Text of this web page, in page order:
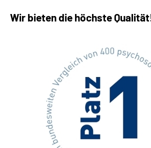
Wir bieten die höchste